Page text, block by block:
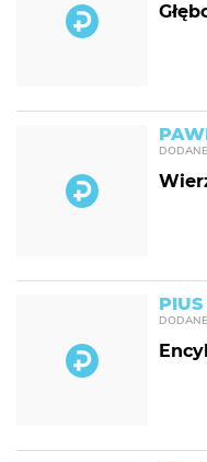
DODANE
DODANE